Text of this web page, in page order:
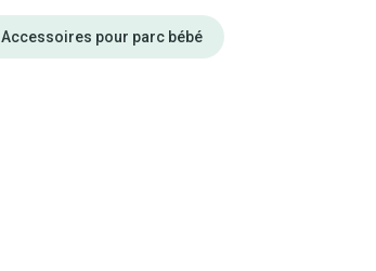
Accessoires pour parc bébé